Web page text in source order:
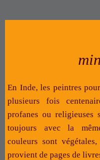
En Inde, les peintres
plusieurs fois
profanes ou religieuses
toujours avec la
couleurs sont
provient de pages de